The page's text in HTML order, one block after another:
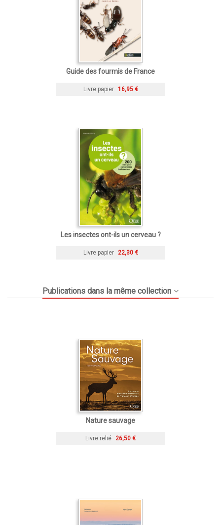
Guide des fourmis de France
Livre papier 16,95 €
Les insectes ont-ils un cerveau ?
Livre papier 22,30 €
Publications dans la même collection
Nature sauvage
Livre relié 26,50 €